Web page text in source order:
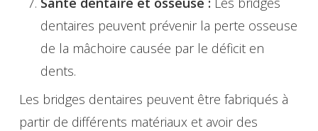
dentaires peuvent prévenir la perte osseuse
de la mâchoire causée par le déficit en
dents.
Les bridges dentaires peuvent être fabriqués à
partir de différents matériaux et avoir des